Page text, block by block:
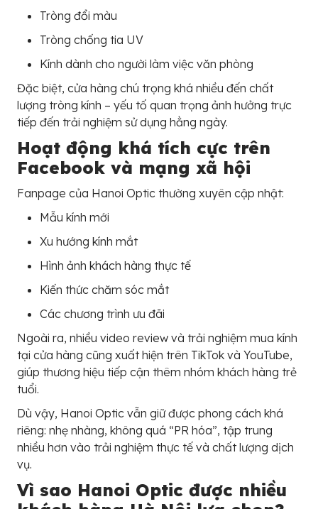
Tròng đổi màu
Tròng chống tia UV
Kính dành cho người làm việc văn phòng
Đặc biệt, cửa hàng chú trọng khá nhiều đến chất
lượng tròng kính – yếu tố quan trọng ảnh hưởng trực
tiếp đến trải nghiệm sử dụng hằng ngày.
Hoạt động khá tích cực trên
Facebook và mạng xã hội
Fanpage của Hanoi Optic thường xuyên cập nhật:
Mẫu kính mới
Xu hướng kính mắt
Hình ảnh khách hàng thực tế
Kiến thức chăm sóc mắt
Các chương trình ưu đãi
Ngoài ra, nhiều video review và trải nghiệm mua kính
tại cửa hàng cũng xuất hiện trên TikTok và YouTube,
giúp thương hiệu tiếp cận thêm nhóm khách hàng trẻ
tuổi.
Dù vậy, Hanoi Optic vẫn giữ được phong cách khá
riêng: nhẹ nhàng, không quá “PR hóa”, tập trung
nhiều hơn vào trải nghiệm thực tế và chất lượng dịch
vụ.
Vì sao Hanoi Optic được nhiều